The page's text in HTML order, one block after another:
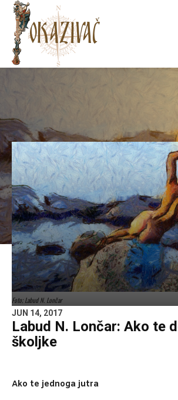
Foto; Labud N. Lončar
JUN 14, 2017
Labud N. Lončar: Ako te
školjke
Ako te jednoga jutra